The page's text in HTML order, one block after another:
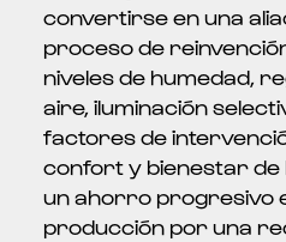
convertirse en una
proceso de
niveles de humedad,
aire, iluminación
factores de
confort y bienestar de
un ahorro progresivo
producción por una